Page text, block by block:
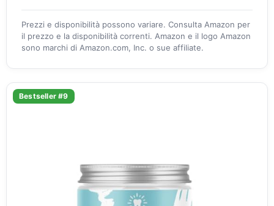
Prezzi e disponibilità possono variare. Consulta Amazon per
il prezzo e la disponibilità correnti. Amazon e il logo Amazon
sono marchi di Amazon.com, Inc. o sue affiliate.
Bestseller #9